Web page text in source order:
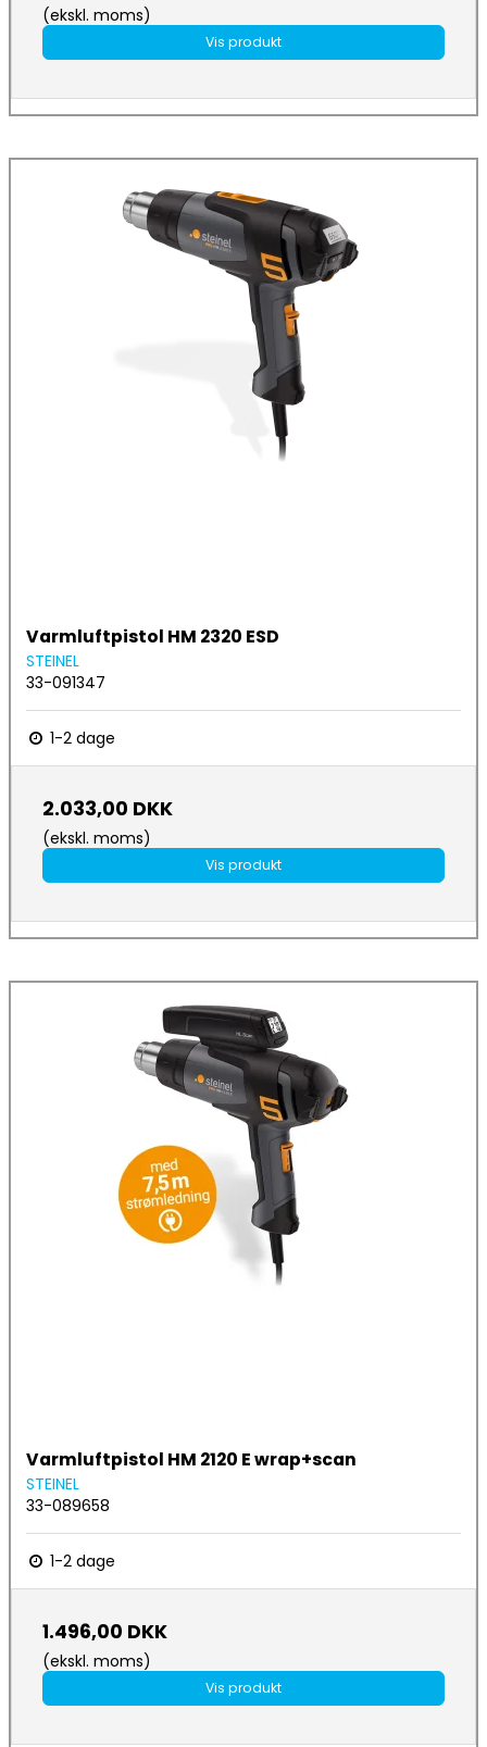
(ekskl. moms)
Vis produkt
Varmluftpistol HM 2320 ESD
STEINEL
33-091347
1-2 dage
2.033,00 DKK
(ekskl. moms)
Vis produkt
Varmluftpistol HM 2120 E wrap+scan
STEINEL
33-089658
1-2 dage
1.496,00 DKK
(ekskl. moms)
Vis produkt